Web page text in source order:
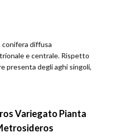
conifera diffusa
e centrale. Rispetto
presenta degli aghi singoli,
Variegato Pianta